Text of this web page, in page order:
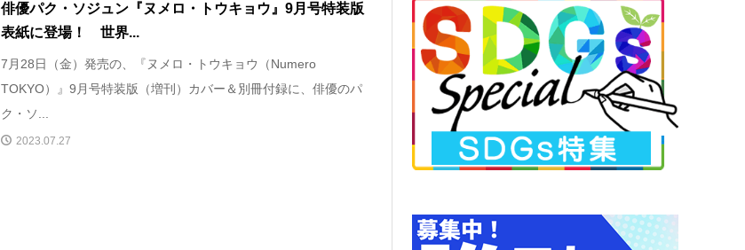
俳優パク・ソジュン『ヌメロ・トウキョウ』9月号特装版
表紙に登場！ 世界...
7月28日（金）発売の、『ヌメロ・トウキョウ（Numero
TOKYO）』9月号特装版（増刊）カバー＆別冊付録に、俳優のパ
ク・ソ...
2023.07.27